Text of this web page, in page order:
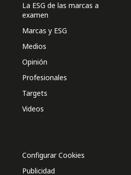
La ESG de las marcas a
examen
Marcas y ESG
Medios
Opinión
Profesionales
Targets
Videos
Configurar Cookies
Publicidad